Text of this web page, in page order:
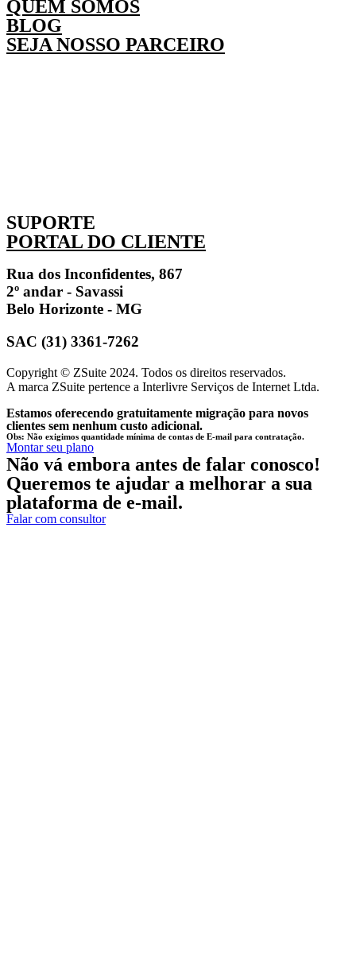
QUEM SOMOS
BLOG
SEJA NOSSO PARCEIRO
SUPORTE
PORTAL DO CLIENTE
Rua dos Inconfidentes, 867
2º andar - Savassi
Belo Horizonte - MG
SAC (31) 3361-7262
Copyright © ZSuite 2024. Todos os direitos reservados.
A marca ZSuite pertence a Interlivre Serviços de Internet Ltda.
Estamos oferecendo gratuitamente migração para novos
clientes sem nenhum custo adicional.
Obs: Não exigimos quantidade mínima de contas de E-mail para contratação.
Montar seu plano
Não vá embora antes de falar conosco!
Queremos te ajudar a melhorar a sua
plataforma de e-mail.
Falar com consultor